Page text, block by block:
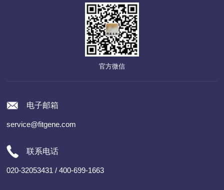
官方微信
电子邮箱
service@fitgene.com
联系电话
020-32053431 / 400-699-1663